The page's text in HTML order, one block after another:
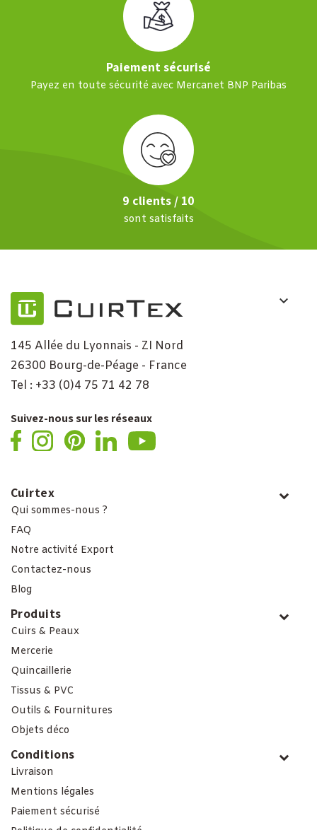
Paiement sécurisé
Payez en toute sécurité avec Mercanet BNP Paribas
9 clients / 10
sont satisfaits
145 Allée du Lyonnais - ZI Nord
26300 Bourg-de-Péage - France
Tel : +33 (0)4 75 71 42 78
Suivez-nous sur les réseaux
Cuirtex
Qui sommes-nous ?
FAQ
Notre activité Export
Contactez-nous
Blog
Produits
Cuirs & Peaux
Mercerie
Quincaillerie
Tissus & PVC
Outils & Fournitures
Objets déco
Conditions
Livraison
Mentions légales
Paiement sécurisé